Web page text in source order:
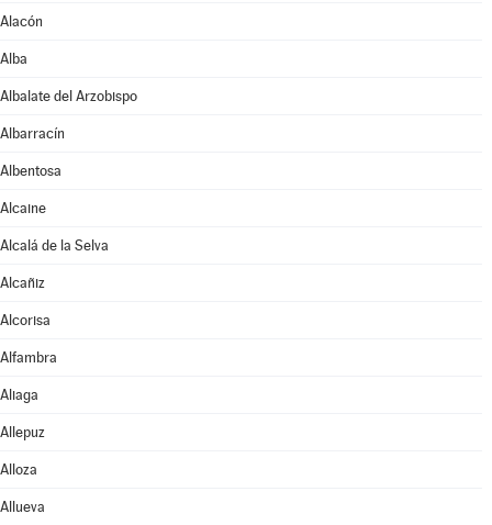
Alacón
Alba
Albalate del Arzobispo
Albarracín
Albentosa
Alcaine
Alcalá de la Selva
Alcañiz
Alcorisa
Alfambra
Aliaga
Allepuz
Alloza
Allueva